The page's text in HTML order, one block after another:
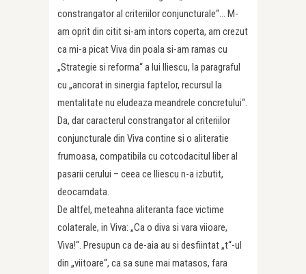
constrangator al criteriilor conjuncturale“… M-
am oprit din citit si-am intors coperta, am crezut
ca mi-a picat Viva din poala si-am ramas cu
„Strategie si reforma“ a lui Iliescu, la paragraful
cu „ancorat in sinergia faptelor, recursul la
mentalitate nu eludeaza meandrele concretului“.
Da, dar caracterul constrangator al criteriilor
conjuncturale din Viva contine si o aliteratie
frumoasa, compatibila cu cotcodacitul liber al
pasarii cerului – ceea ce Iliescu n-a izbutit,
deocamdata.
De altfel, meteahna aliteranta face victime
colaterale, in Viva: „Ca o diva si vara viioare,
Viva!“. Presupun ca de-aia au si desfiintat „t“-ul
din „viitoare“, ca sa sune mai matasos, fara